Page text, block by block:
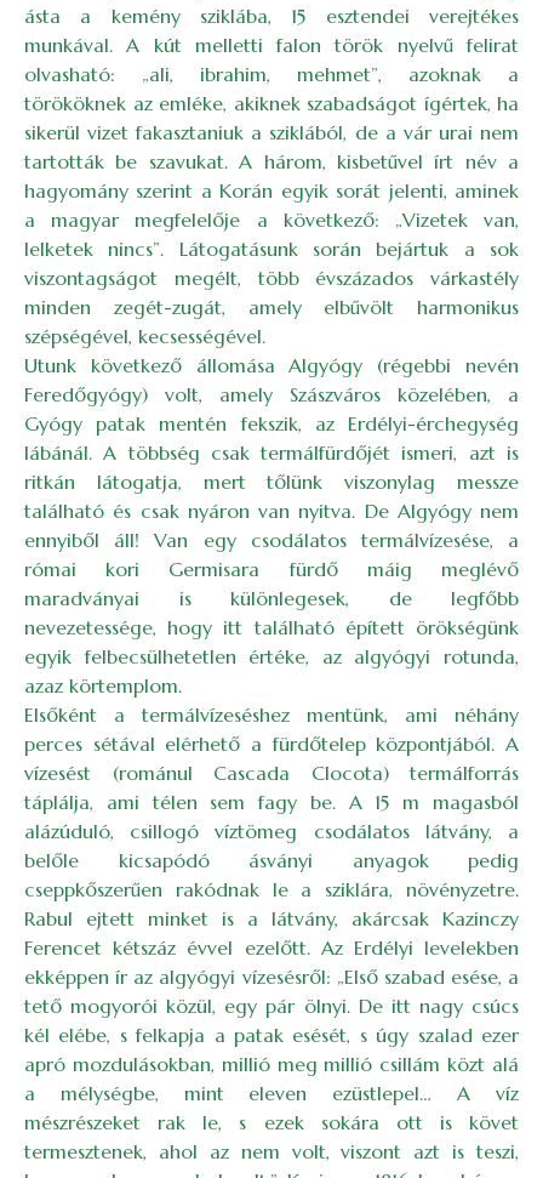
ásta a kemény sziklába, 15 esztendei verejtékes
munkával. A kút melletti falon török nyelvű felirat
olvasható: „ali, ibrahim, mehmet”, azoknak a
törököknek az emléke, akiknek szabadságot ígértek, ha
sikerül vizet fakasztaniuk a sziklából, de a vár urai nem
tartották be szavukat. A három, kisbetűvel írt név a
hagyomány szerint a Korán egyik sorát jelenti, aminek
a magyar megfelelője a következő: „Vizetek van,
lelketek nincs”. Látogatásunk során bejártuk a sok
viszontagságot megélt, több évszázados várkastély
minden zegét-zugát, amely elbűvölt harmonikus
szépségével, kecsességével.
Utunk következő állomása Algyógy (régebbi nevén
Feredőgyógy) volt, amely Szászváros közelében, a
Gyógy patak mentén fekszik, az Erdélyi-érchegység
lábánál. A többség csak termálfürdőjét ismeri, azt is
ritkán látogatja, mert tőlünk viszonylag messze
található és csak nyáron van nyitva. De Algyógy nem
ennyiből áll! Van egy csodálatos termálvízesése, a
római kori Germisara fürdő máig meglévő
maradványai is különlegesek, de legfőbb
nevezetessége, hogy itt található épített örökségünk
egyik felbecsülhetetlen értéke, az algyógyi rotunda,
azaz körtemplom.
Elsőként a termálvízeséshez mentünk, ami néhány
perces sétával elérhető a fürdőtelep központjából. A
vízesést (románul Cascada Clocota) termálforrás
táplálja, ami télen sem fagy be. A 15 m magasból
alázúduló, csillogó víztömeg csodálatos látvány, a
belőle kicsapódó ásványi anyagok pedig
cseppkőszerűen rakódnak le a sziklára, növényzetre.
Rabul ejtett minket is a látvány, akárcsak Kazinczy
Ferencet kétszáz évvel ezelőtt. Az Erdélyi levelekben
ekképpen ír az algyógyi vízesésről: „Első szabad esése, a
tető mogyorói közül, egy pár ölnyi. De itt nagy csúcs
kél elébe, s felkapja a patak esését, s úgy szalad ezer
apró mozdulásokban, millió meg millió csillám közt alá
a mélységbe, mint eleven ezüstlepel… A víz
mészrészeket rak le, s ezek sokára ott is követ
termesztenek, ahol az nem volt, viszont azt is teszi,